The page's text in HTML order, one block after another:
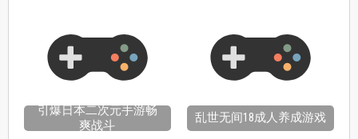
引爆日本二次元手游畅
爽战斗
乱世无间18成人养成游戏